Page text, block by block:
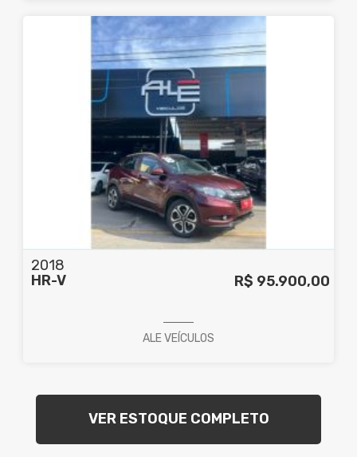
2018
HR-V
R$ 95.900,00
ALE VEÍCULOS
VER ESTOQUE COMPLETO